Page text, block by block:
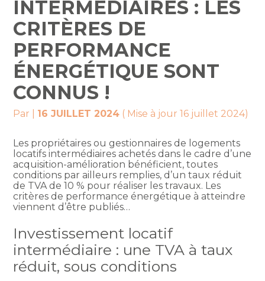
INTERMÉDIAIRES : LES
CRITÈRES DE
PERFORMANCE
ÉNERGÉTIQUE SONT
CONNUS !
Par 16 JUILLET 2024 ( Mise à jour 16 juillet 2024)
Les propriétaires ou gestionnaires de logements
locatifs intermédiaires achetés dans le cadre d’une
acquisition-amélioration bénéficient, toutes
conditions par ailleurs remplies, d’un taux réduit
de TVA de 10 % pour réaliser les travaux. Les
critères de performance énergétique à atteindre
viennent d’être publiés…
Investissement locatif
intermédiaire : une TVA à taux
réduit, sous conditions